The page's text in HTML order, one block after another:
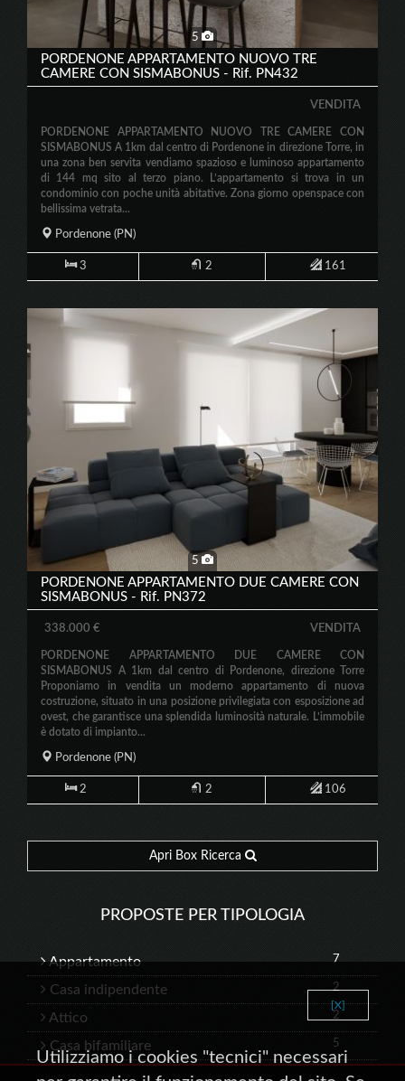
5
PORDENONE APPARTAMENTO NUOVO TRE
CAMERE CON SISMABONUS - Rif. PN432
VENDITA
PORDENONE APPARTAMENTO NUOVO TRE CAMERE CON
SISMABONUS A 1km dal centro di Pordenone in direzione Torre, in
una zona ben servita vendiamo spazioso e luminoso appartamento
di 144 mq sito al terzo piano. L’appartamento si trova in un
condominio con poche unità abitative. Zona giorno openspace con
bellissima vetrata...
Pordenone (PN)
3 2 161
5
PORDENONE APPARTAMENTO DUE CAMERE CON
SISMABONUS - Rif. PN372
338.000 € VENDITA
PORDENONE APPARTAMENTO DUE CAMERE CON
SISMABONUS A 1km dal centro di Pordenone, direzione Torre
Proponiamo in vendita un moderno appartamento di nuova
costruzione, situato in una posizione privilegiata con esposizione ad
ovest, che garantisce una splendida luminosità naturale. L’immobile
è dotato di impianto...
Pordenone (PN)
2 2 106
Apri Box Ricerca
PROPOSTE PER TIPOLOGIA
Appartamento 7
Casa indipendente 2
Attico 2
Casa bifamiliare 5
[X]
Utilizziamo i cookies "tecnici" necessari